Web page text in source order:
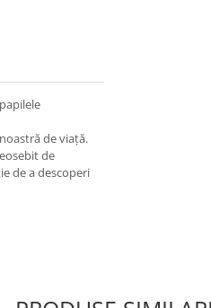
de viață.
de
de a descoperi